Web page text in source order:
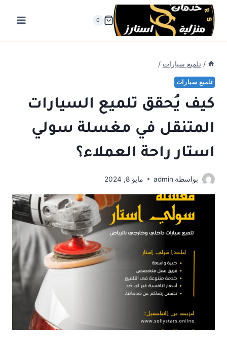
التجاوز
المحتوى
0
/ تلميع سيارات /
تلميع سيارات
كيف يُحقق تلميع السيارات
المتنقل في مغسلة سولي
استار راحة العملاء؟
بواسطة admin مايو 8, 2024